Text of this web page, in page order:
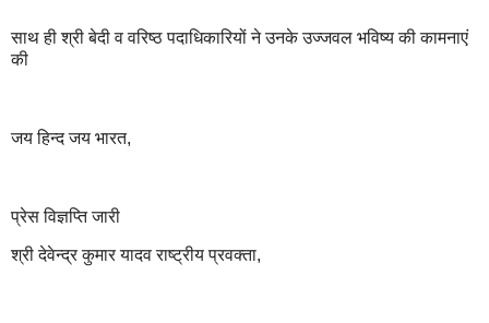
साथ ही श्री बेदी व वरिष्ठ पदाधिकारियों ने उनके उज्जवल भविष्य की कामनाएं
की
जय हिन्द जय भारत,
प्रेस विज्ञप्ति जारी
श्री देवेन्द्र कुमार यादव राष्ट्रीय प्रवक्ता,